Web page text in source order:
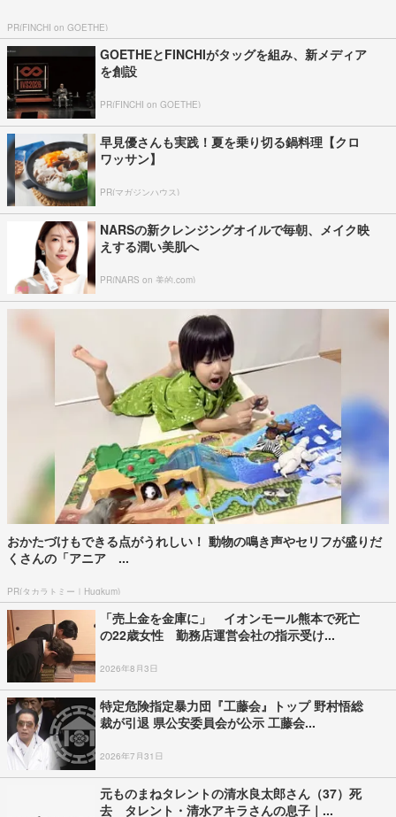
PR(FINCHI on GOETHE)
GOETHEとFINCHIがタッグを組み、新メディア
を創設
PR(FINCHI on GOETHE)
早見優さんも実践！夏を乗り切る鍋料理【クロ
ワッサン】
PR(マガジンハウス)
NARSの新クレンジングオイルで毎朝、メイク映
えする潤い美肌へ
PR(NARS on 美的.com)
おかたづけもできる点がうれしい！ 動物の鳴き声やセリフが盛りだ
くさんの「アニア ...
PR(タカラトミー｜Hugkum)
「売上金を金庫に」 イオンモール熊本で死亡
の22歳女性 勤務店運営会社の指示受け...
2026年8月3日
特定危険指定暴力団『工藤会』トップ 野村悟総
裁が引退 県公安委員会が公示 工藤会...
2026年7月31日
元ものまねタレントの清水良太郎さん（37）死
去 タレント・清水アキラさんの息子｜...